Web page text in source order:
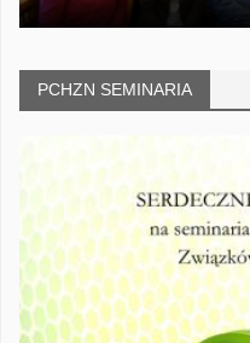
PCHZN SEMINARIA